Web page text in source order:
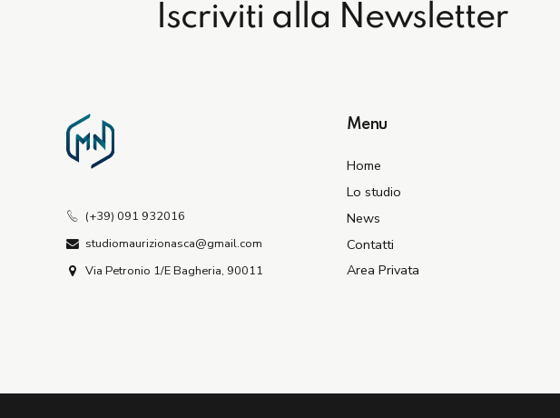
Iscriviti alla Newsletter
(+39) 091 932016
studiomaurizionasca@gmail.com
Via Petronio 1/E Bagheria, 90011
Menu
Home
Lo studio
News
Contatti
Area Privata